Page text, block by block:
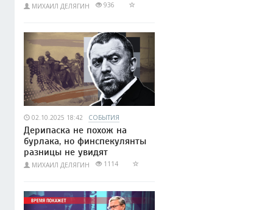
МИХАИЛ ДЕЛЯГИН 936
02.10.2025 18:42 СОБЫТИЯ
Дерипаска не похож на
бурлака, но финспекулянты
разницы не увидят
МИХАИЛ ДЕЛЯГИН 1114